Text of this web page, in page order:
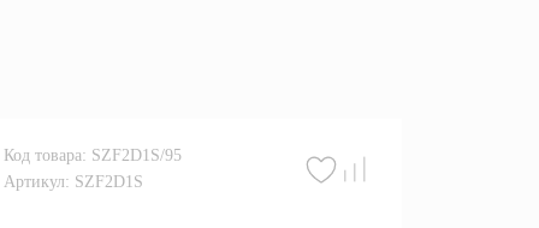
Код товара: SZF2D1S/95
Артикул: SZF2D1S